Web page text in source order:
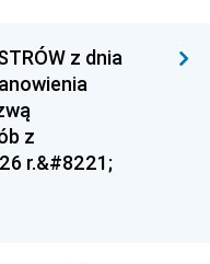
z dnia
z
r.&#8221;